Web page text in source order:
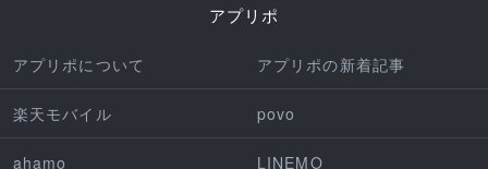
アプリポ
アプリポについて アプリポの新着記事
楽天モバイル povo
ahamo LINEMO